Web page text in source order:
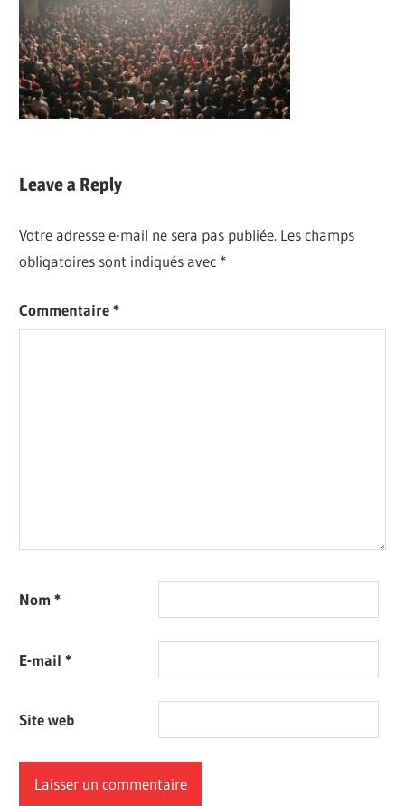
Leave a Reply
Votre adresse e-mail ne sera pas publiée. Les champs
obligatoires sont indiqués avec *
Commentaire*
Nom*
E-mail*
Site web